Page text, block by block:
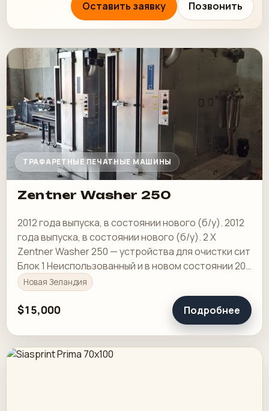
Оставить заявку Позвонить
ТРАФАРЕТНЫЕ ПЕЧАТНЫЕ МАШИНЫ
Zentner Washer 250
2012 года выпуска, в состоянии нового (б/у). 2012
года выпуска, в состоянии нового (б/у). 2 X
Zentner Washer 250 — устройства для очистки сит
Блок 1 Неиспользованный и в новом состоянии 20
000,00 долларов США
Новая Зеландия
$15,000 Подробнее